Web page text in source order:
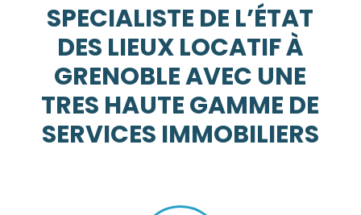
SPECIALISTE DE L’ÉTAT
DES LIEUX LOCATIF À
GRENOBLE AVEC UNE
TRES HAUTE GAMME DE
SERVICES IMMOBILIERS